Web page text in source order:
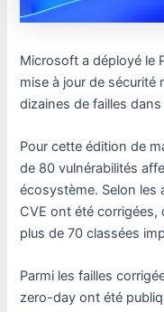
Microsoft a déployé le
mise à jour de sécurité
dizaines de failles
Pour cette édition de
de 80 vulnérabilités
écosystème. Selon les
CVE ont été
plus de 70 classées
Parmi les failles
zero-day ont été